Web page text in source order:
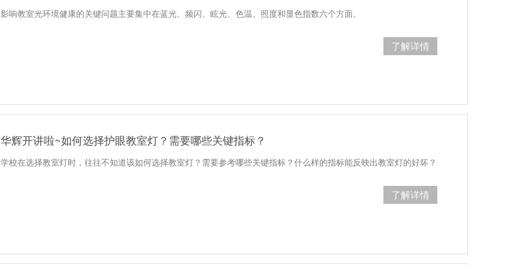
影响教室光环境健康的关键问题主要集中在蓝光、频闪、眩光、色温、照度和显色指数六个方面。
了解详情
华辉开讲啦~如何选择护眼教室灯？需要哪些关键指标？
学校在选择教室灯时，往往不知道该如何选择教室灯？需要参考哪些关键指标？什么样的指标能反映出教室灯的好坏？
了解详情